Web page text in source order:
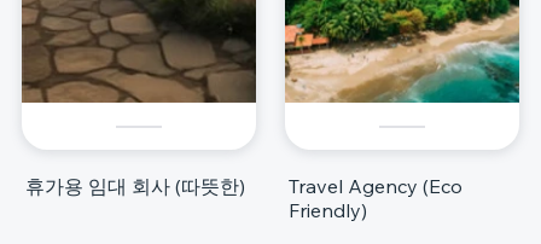
휴가용 임대 회사 (따뜻한)
Travel Agency (Eco
Friendly)